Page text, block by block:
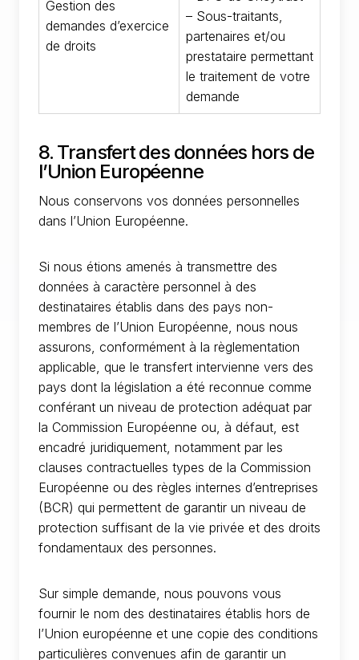
Gestion des
demandes d’exercice
de droits
– Sous-traitants,
partenaires et/ou
prestataire permettant
le traitement de votre
demande
8. Transfert des données hors de
l’Union Européenne
Nous conservons vos données personnelles
dans l’Union Européenne.
Si nous étions amenés à transmettre des
données à caractère personnel à des
destinataires établis dans des pays non-
membres de l’Union Européenne, nous nous
assurons, conformément à la règlementation
applicable, que le transfert intervienne vers des
pays dont la législation a été reconnue comme
conférant un niveau de protection adéquat par
la Commission Européenne ou, à défaut, est
encadré juridiquement, notamment par les
clauses contractuelles types de la Commission
Européenne ou des règles internes d’entreprises
(BCR) qui permettent de garantir un niveau de
protection suffisant de la vie privée et des droits
fondamentaux des personnes.
Sur simple demande, nous pouvons vous
fournir le nom des destinataires établis hors de
l’Union européenne et une copie des conditions
particulières convenues afin de garantir un